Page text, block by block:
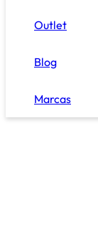
Outlet
Blog
Marcas